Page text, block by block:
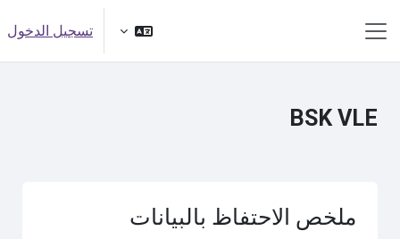
تسجيل الدخول
BSK VLE
ملخص الاحتفاظ بالبيانات